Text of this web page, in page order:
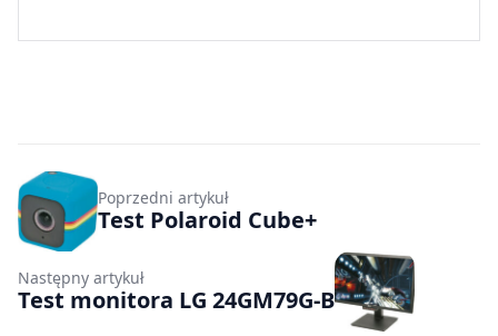
Poprzedni artykuł
Test Polaroid Cube+
Następny artykuł
Test monitora LG 24GM79G-B